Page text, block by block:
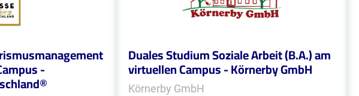
-
Duales Studium Soziale Arbeit (B.A.) am
virtuellen Campus - Körnerby GmbH
Körnerby GmbH